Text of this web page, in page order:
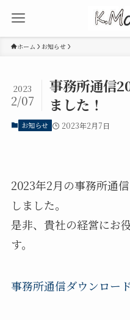
ホーム お知らせ
事務所通信
ました！
2023
2/07
お知らせ 2023年2月7日
2023年2月の事務所通
しました。
是非、貴社の経営にお
す。
事務所通信ダウンロー